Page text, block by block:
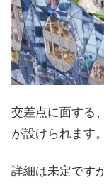
交差点に面する
が設けられます。
詳細は未定です